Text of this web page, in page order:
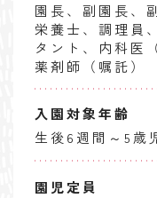
園長、副園長、
栄養士、調理員
タント、内科医
薬剤師（嘱託）
入園対象年齢
生後6週間～5歳
園児定員